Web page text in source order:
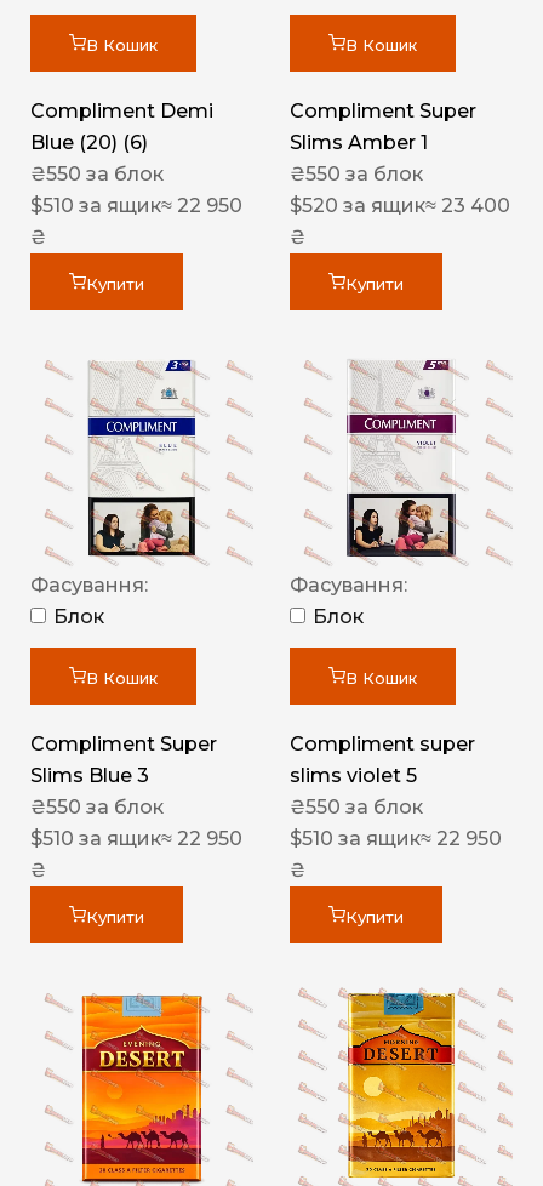
В Кошик
Compliment Demi
Blue (20) (6)
₴550 за блок
$510 за ящик≈ 22 950
₴
Купити
В Кошик
Compliment Super
Slims Amber 1
₴550 за блок
$520 за ящик≈ 23 400
₴
Купити
Фасування:
Блок
В Кошик
Compliment Super
Slims Blue 3
₴550 за блок
$510 за ящик≈ 22 950
₴
Купити
Фасування:
Блок
В Кошик
Compliment super
slims violet 5
₴550 за блок
$510 за ящик≈ 22 950
₴
Купити